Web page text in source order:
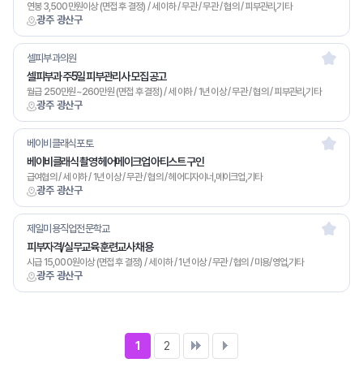
광주 광산구
연봉 3,500만원이상 (면접 후 결정) / 세 이하 / 무관 / 무관 / 협의 / 피부관리,기타
광주 광산구
셀피부과의원
셀피부과 주5일 피부관리사 모집 공고
월급 250만원~260만원 (면접 후 결정) / 세 이하 / 1년 이상 / 무관 / 협의 / 피부관리,기타
광주 광산구
베이비클래식포토
베이비클래식 촬영 헤어메이크업 아티스트 구인
급여협의 / 세 이하 / 1년 이상 / 무관 / 협의 / 헤어디자이너,메이크업,기타
광주 광산구
제일미용직업전문학교
피부자격/실무교육 훈련교사 채용
시급 15,000원이상 (면접 후 결정) / 세 이하 / 1년 이상 / 무관 / 협의 / 미용/영업,기타
1 2